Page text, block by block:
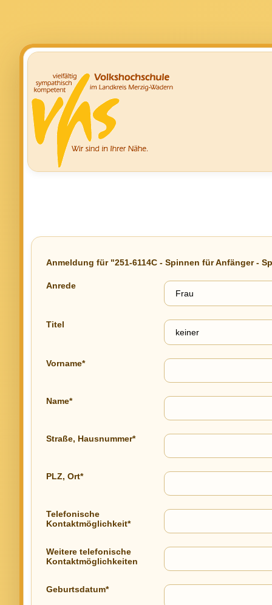
Anmeldung für "251-6114C - Spinnen für Anfänger -
Anrede
Titel
Vorname*
Name*
Straße, Hausnummer*
PLZ, Ort*
Telefonische
Kontaktmöglichkeit*
Weitere telefonische
Kontaktmöglichkeiten
Geburtsdatum*